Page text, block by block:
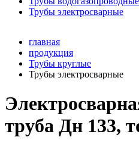
Трубы электросварные
главная
продукция
Трубы круглые
Трубы электросварные
труба Дн 133,